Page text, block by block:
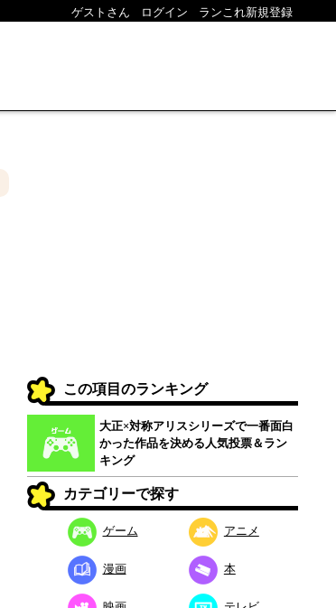
ゲストさん ログイン ランこれ新規登録
この項目のランキング
大正×対称アリスシリーズで一番面白
かった作品を決める人気投票＆ラン
キング
カテゴリーで探す
ゲーム アニメ
漫画 本